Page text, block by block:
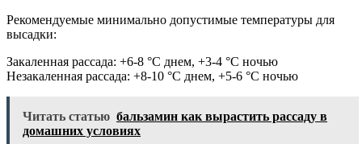
Рекомендуемые минимально допустимые температуры для
высадки:
Закаленная рассада: +6-8 °C днем, +3-4 °C ночью
Незакаленная рассада: +8-10 °C днем, +5-6 °C ночью
Читать статью бальзамин как вырастить рассаду в
домашних условиях